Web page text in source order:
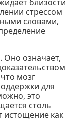
близости
стрессом
словами,
Оно означает,
мозг
для
это
столь
истощение как